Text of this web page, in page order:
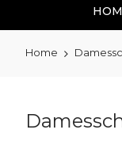
Home